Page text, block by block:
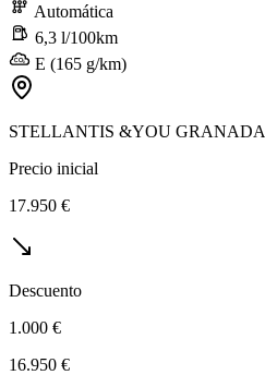
Automática
6,3 l/100km
E (165 g/km)
STELLANTIS &YOU GRANADA
Precio inicial
17.950 €
Descuento
1.000 €
16.950 €